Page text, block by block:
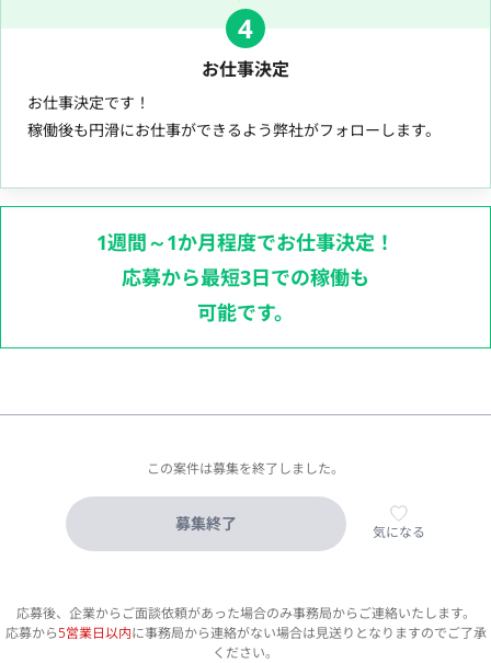
4
お仕事決定
お仕事決定です！
稼働後も円滑にお仕事ができるよう弊社がフォローします。
1週間～1か月程度でお仕事決定！
応募から最短3日での稼働も
可能です。
この案件は募集を終了しました。
募集終了 気になる
応募後、企業からご面談依頼があった場合のみ事務局からご連絡いたします。
応募から5営業日以内に事務局から連絡がない場合は見送りとなりますのでご了承
ください。